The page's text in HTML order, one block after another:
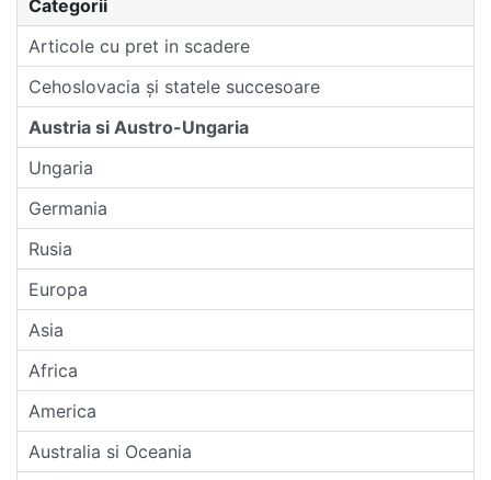
Categorii
Articole cu pret in scadere
Cehoslovacia și statele succesoare
Austria si Austro-Ungaria
Ungaria
Germania
Rusia
Europa
Asia
Africa
America
Australia si Oceania